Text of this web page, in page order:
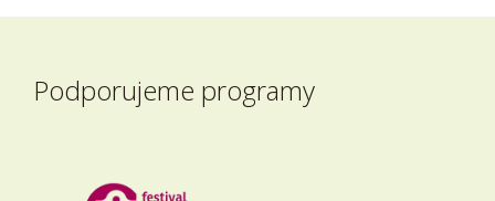
Podporujeme programy